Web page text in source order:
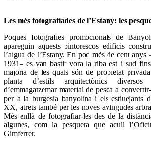
Les més fotografiades de l’Estany: les
Poques fotografies promocionals de
apareguin aquests pintorescos edificis
l’aigua de l’Estany. En poc més de cent anys
1931– es van bastir vora la riba est i sud
majoria de les quals són de propietat
planta d’estils arquitectònics
d’emmagatzemar material de pesca a
per a la burgesia banyolina i els estiuejants
XX, atrets també per les noves avingudes
Més enllà de fotografiar-les des de la
algunes, com la pesquera que acull
Gimferrer.